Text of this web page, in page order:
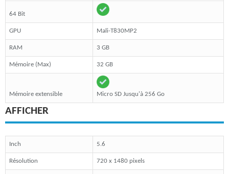
64 Bit
GPU Mali-T830MP2
RAM 3 GB
Mémoire (Max) 32 GB
Mémoire extensible Micro SD Jusqu'à 256 Go
AFFICHER
Inch 5.6
Résolution 720 x 1480 pixels